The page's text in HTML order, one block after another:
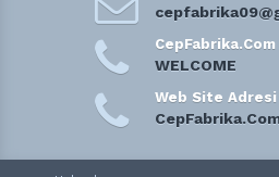
CepFabrika.Com
WELCOME
Web Site Adresi